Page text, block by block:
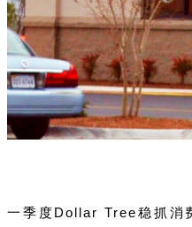
一季度Dollar Tree稳抓消